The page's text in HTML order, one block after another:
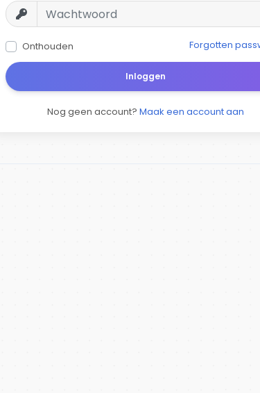
Onthouden Forgotten
Inloggen
Nog geen account? Maak een account aan